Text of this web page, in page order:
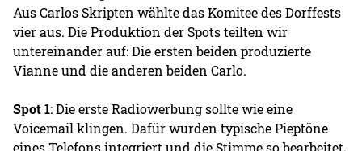
Aus Carlos Skripten wählte das Komitee des Dorffests
vier aus. Die Produktion der Spots teilten wir
untereinander auf: Die ersten beiden produzierte
Vianne und die anderen beiden Carlo.
Spot 1: Die erste Radiowerbung sollte wie eine
Voicemail klingen. Dafür wurden typische Pieptöne
eines Telefons integriert und die Stimme so bearbeitet,